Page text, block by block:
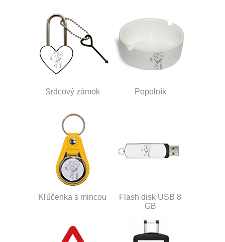
Srdcový zámok Popolník
Kľúčenka s mincou
Flash disk USB 8
GB